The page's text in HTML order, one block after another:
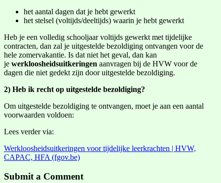
het aantal dagen dat je hebt gewerkt
het stelsel (voltijds/deeltijds) waarin je hebt gewerkt
Heb je een volledig schooljaar voltijds gewerkt met tijdelijke
contracten, dan zal je uitgestelde bezoldiging ontvangen voor de
hele zomervakantie. Is dat niet het geval, dan kan
je werkloosheidsuitkeringen aanvragen bij de HVW voor de
dagen die niet gedekt zijn door uitgestelde bezoldiging.
2) Heb ik recht op uitgestelde bezoldiging?
Om uitgestelde bezoldiging te ontvangen, moet je aan een aantal
voorwaarden voldoen:
Lees verder via:
Werkloosheidsuitkeringen voor tijdelijke leerkrachten | HVW,
CAPAC, HFA (fgov.be)
Submit a Comment